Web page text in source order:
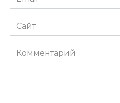
*
Сайт
Комментарий